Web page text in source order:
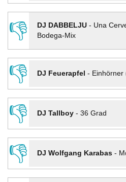
👎
DJ DABBELJU- Una
Bodega-Mix
👎
DJ Feuerapfel - Einhörner
👎
DJ Tallboy- 36 Grad
👎
DJ Wolfgang Karabas-